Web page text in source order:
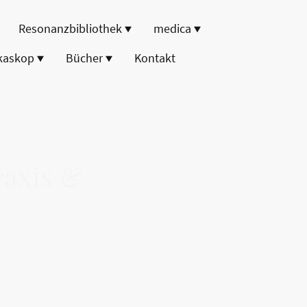
Resonanzbibliothek
medica
Bücher
Kontakt